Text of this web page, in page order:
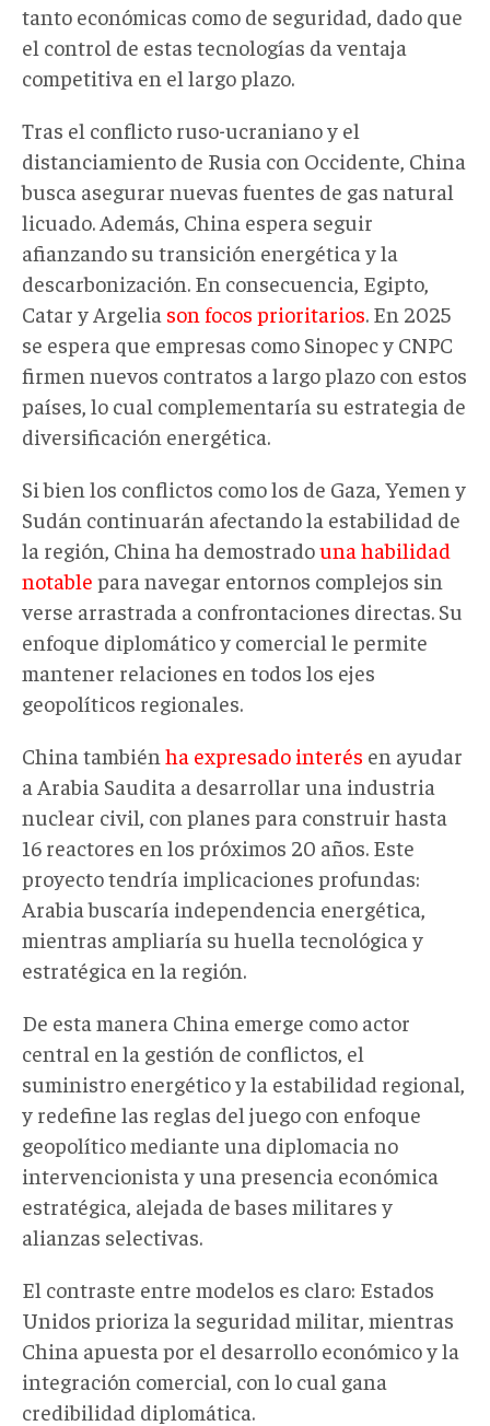
tanto económicas como de seguridad, dado que
el control de estas tecnologías da ventaja
competitiva en el largo plazo.
Tras el conflicto ruso-ucraniano y el
distanciamiento de Rusia con Occidente, China
busca asegurar nuevas fuentes de gas natural
licuado. Además, China espera seguir
afianzando su transición energética y la
descarbonización. En consecuencia, Egipto,
Catar y Argelia son focos prioritarios. En 2025
se espera que empresas como Sinopec y CNPC
firmen nuevos contratos a largo plazo con estos
países, lo cual complementaría su estrategia de
diversificación energética.
Si bien los conflictos como los de Gaza, Yemen y
Sudán continuarán afectando la estabilidad de
la región, China ha demostradouna habilidad
notable para navegar entornos complejos sin
verse arrastrada a confrontaciones directas. Su
enfoque diplomático y comercial le permite
mantener relaciones en todos los ejes
geopolíticos regionales.
China también ha expresado interés en ayudar
a Arabia Saudita a desarrollar una industria
nuclear civil, con planes para construir hasta
16 reactores en los próximos 20 años. Este
proyecto tendría implicaciones profundas:
Arabia buscaría independencia energética,
mientras ampliaría su huella tecnológica y
estratégica en la región.
De esta manera China emerge como actor
central en la gestión de conflictos, el
suministro energético y la estabilidad regional,
y redefine las reglas del juego con enfoque
geopolítico mediante una diplomacia no
intervencionista y una presencia económica
estratégica, alejada de bases militares y
alianzas selectivas.
El contraste entre modelos es claro: Estados
Unidos prioriza la seguridad militar, mientras
China apuesta por el desarrollo económico y la
integración comercial, con lo cual gana
credibilidad diplomática.